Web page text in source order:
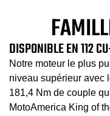
DISPONIBLE EN 112
Notre moteur le plus
niveau supérieur avec
181,4 Nm de couple
MotoAmerica King of